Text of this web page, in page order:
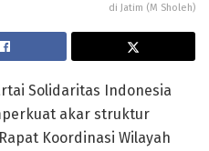
di Jatim (M Sholeh)
Solidaritas Indonesia
akar struktur
Koordinasi Wilayah